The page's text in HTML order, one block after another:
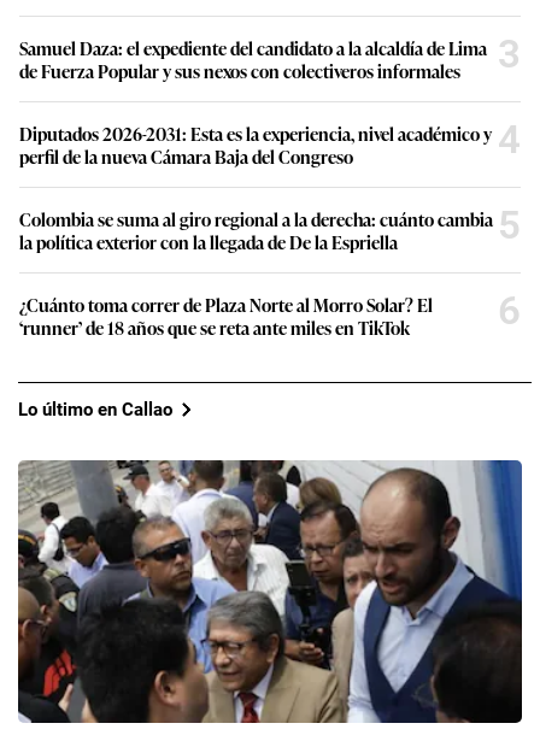
Samuel Daza: el expediente del candidato a la alcaldía de Lima
de Fuerza Popular y sus nexos con colectiveros informales
3
Diputados 2026-2031: Esta es la experiencia, nivel académico y
perfil de la nueva Cámara Baja del Congreso
4
Colombia se suma al giro regional a la derecha: cuánto cambia
la política exterior con la llegada de De la Espriella
5
¿Cuánto toma correr de Plaza Norte al Morro Solar? El
‘runner’ de 18 años que se reta ante miles en TikTok
6
Lo último en Callao